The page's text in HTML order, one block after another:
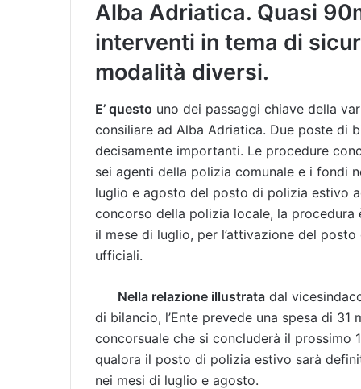
Alba Adriatica. Quasi
interventi in tema di
modalità diversi.
E’ questo uno dei passaggi chiave della
consiliare ad Alba Adriatica. Due poste di
decisamente importanti. Le procedure
sei agenti della polizia comunale e i fondi
luglio e agosto del posto di polizia estivo
concorso della polizia locale, la
il mese di luglio, per l’attivazione del
ufficiali.
Nella relazione illustrata dal
di bilancio, l’Ente prevede una spesa di
concorsuale che si concluderà il prossimo
qualora il posto di polizia estivo sarà
nei mesi di luglio e agosto.